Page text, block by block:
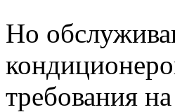
Но
требования